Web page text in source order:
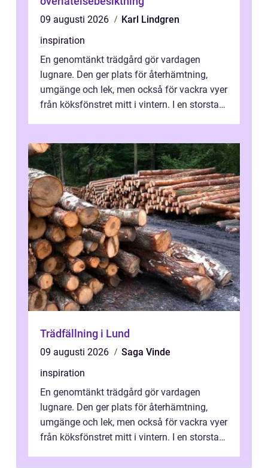
09 augusti 2026
Karl Lindgren
inspiration
En genomtänkt trädgård gör vardagen
lugnare. Den ger plats för återhämtning,
umgänge och lek, men också för vackra vyer
från köksfönstret mitt i vintern. I en storstad
Trädfällning i Lund
09 augusti 2026
Saga Vinde
inspiration
En genomtänkt trädgård gör vardagen
lugnare. Den ger plats för återhämtning,
umgänge och lek, men också för vackra vyer
från köksfönstret mitt i vintern. I en storstad